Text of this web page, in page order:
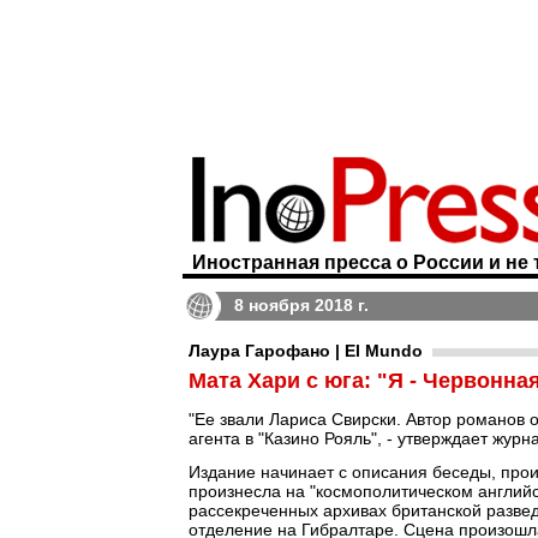
Иностранная пресса о России и не
8 ноября 2018 г.
Лаура Гарофано | El Mundo
Мата Хари с юга: "Я -
"Ее звали Лариса Свирски. Автор романов
агента в "Казино Рояль", - утверждает
Издание начинает с описания беседы,
произнесла на "космополитическом
рассекреченных архивах британской
отделение на Гибралтаре. Сцена